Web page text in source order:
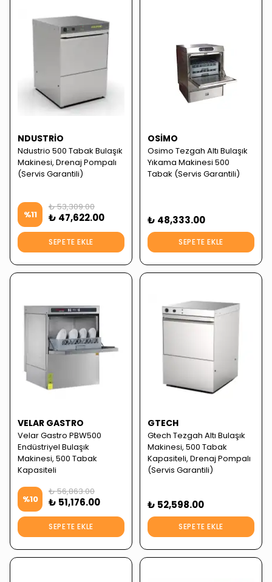
NDUSTRIO
Ndustrio 500 Tabak Bulaşık
Makinesi, Drenaj Pompalı
(Servis Garantili)
%11
₺ 53,309.00
₺ 47,622.00
SEPETE EKLE
OSIMO
Osimo Tezgah Altı Bulaşık
Yıkama Makinesi 500
Tabak (Servis Garantili)
₺ 48,333.00
SEPETE EKLE
VELAR GASTRO
Velar Gastro PBW500
Endüstriyel Bulaşık
Makinesi, 500 Tabak
Kapasiteli
%10
₺ 56,863.00
₺ 51,176.00
SEPETE EKLE
GTECH
Gtech Tezgah Altı Bulaşık
Makinesi, 500 Tabak
Kapasiteli, Drenaj Pompalı
(Servis Garantili)
₺ 52,598.00
SEPETE EKLE